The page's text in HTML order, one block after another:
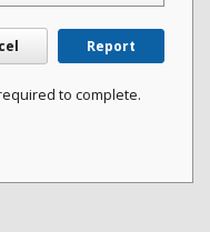
Report
to complete.